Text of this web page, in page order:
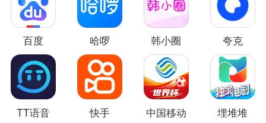
百度 哈啰 韩小圈 夸克
TT语音 快手 中国移动 埋堆堆